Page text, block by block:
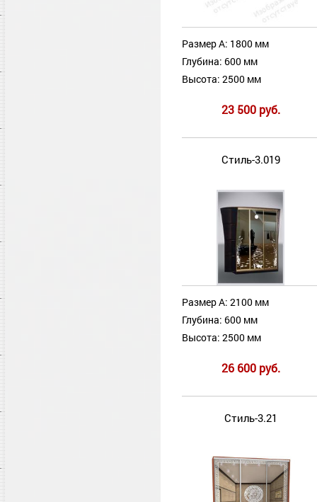
Размер А: 1800 мм
Глубина: 600 мм
Высота: 2500 мм
23 500 руб.
Стиль-3.019
Размер А: 2100 мм
Глубина: 600 мм
Высота: 2500 мм
26 600 руб.
Стиль-3.21